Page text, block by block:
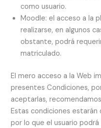
como usuario.
Moodle: el acceso a la
realizarse, en algunos
obstante, podrá
matriculado.
El mero acceso a la Web
presentes Condiciones,
aceptarlas,
Estas condiciones
por lo que el usuario